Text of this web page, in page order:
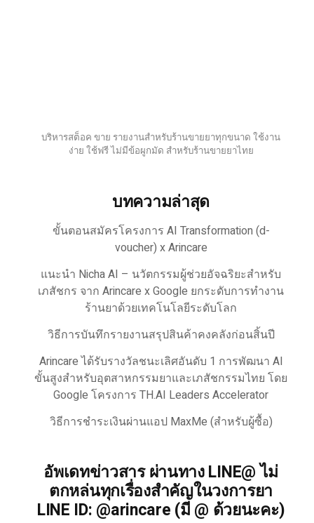
บริหารสต็อค ขาย รายงานสำหรับร้านขายยาทุกขนาด ใช้งาน
ง่าย ใช้ฟรี ไม่มีข้อผูกมัด สำหรับร้านขายยาไทย
บทความล่าสุด
ขั้นตอนสมัครโครงการ AI Transformation (d-
voucher) x Arincare
แนะนำ Nicha AI – นวัตกรรมผู้ช่วยอัจฉริยะสำหรับ
เภสัชกร จาก Arincare x Google ยกระดับการทำงาน
ร้านยาด้วยเทคโนโลยีระดับโลก
วิธีการบันทึกรายงานสรุปสินค้าคงคลังก่อนสิ้นปี
Arincare ได้รับรางวัลชนะเลิศอันดับ 1 การพัฒนา AI
ขั้นสูงสำหรับอุตสาหกรรมยาและเภสัชกรรมไทย โดย
Google โครงการ TH.AI Leaders Accelerator
วิธีการชำระเงินผ่านแอป MaxMe (สำหรับผู้ซื้อ)
อัพเดทข่าวสาร ผ่านทาง LINE@ ไม่
ตกหล่นทุกเรื่องสำคัญในวงการยา
LINE ID: @arincare (มี @ ด้วยนะคะ)